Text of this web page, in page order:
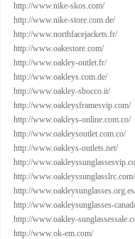
http://www.nike-skos.com/
http://www.nike-store.com.de/
http://www.northfacejackets.fr/
http://www.oakestore.com/
http://www.oakley-outlet.fr/
http://www.oakleys.com.de/
http://www.oakley-sbocco.it/
http://www.oakleysframesvip.com/
http://www.oakleys-online.com.co/
http://www.oakleysoutlet.com.co/
http://www.oakleys-outlets.net/
http://
http://www.oakleyssunglasslrc.com/
http://
http://www.oakleysunglasses-
http://www.oakley-
http://www.ok-em.com/